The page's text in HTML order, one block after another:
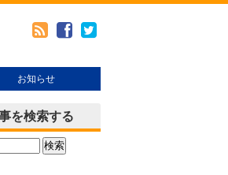
お知らせ
を検索する